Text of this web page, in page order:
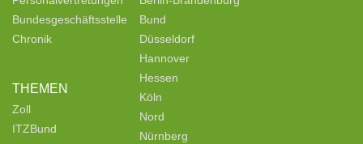
Bundesgeschäftsstelle
Chronik
THEMEN
Zoll
ITZBund
Bund
Düsseldorf
Hannover
Hessen
Köln
Nord
Nürnberg